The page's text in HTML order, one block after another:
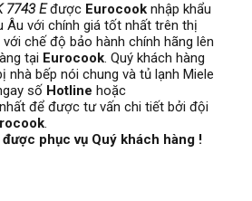
7743 Eđược Eurocook nhập khẩu
Âu với chính giá tốt nhất trên thị
chế độ bảo hành chính hãng lên
tại Eurocook. Quý khách hàng
nhà bếp nói chung và tủ lạnh Miele
số Hotline hoặc
để được tư vấn chi tiết bởi đội
.
phục vụ Quý khách hàng !